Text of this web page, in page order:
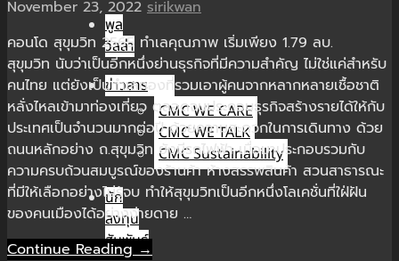
พูล
วิลล่า
ข่าวสาร
CMC WE CARE
CMC WE TALK
CMC Sustainability
นัก
ลงทุน
สัมพันธ์
November 23, 2022 sirikwan
คอนโด สุขุมวิท 2565 ทำเลคุณภาพ เริ่มเพียง 1.79 ลบ.
สุขุมวิท นับว่าเป็นอีกหนึ่งย่านธุรกิจที่มีความสำคัญ ไม่ใช่แค่สำหรับ
คนไทย แต่ยังเป็นทำเลทองที่รวมเอาผู้คนจากหลากหลายเชื้อชาติ
หลั่งไหลเข้ามาท่องเที่ยว ตลอดจนประกอบธุรกิจสร้างรายได้ให้กับ
ประเทศเป็นจำนวนมากต่อปี ด้วยความสะดวกในการเดินทาง ด้วย
ถนนหลักอย่าง ถ.สุขุมวิท ยังมีรถไฟฟ้า เมื่อมาประกอบรวมกับ
ความครบถ้วนสมบูรณ์ของร้านค้า ห้างสรรพสินค้า สวนสาธารณะ
ที่มีให้เลือกอย่างไม่รู้จบ ทำให้สุขุมวิทเป็นอีกหนึ่งโลเคชั่นที่ใฝ่ฝัน
ของคนเมืองได้อย่างง่ายดาย …
Continue Reading →